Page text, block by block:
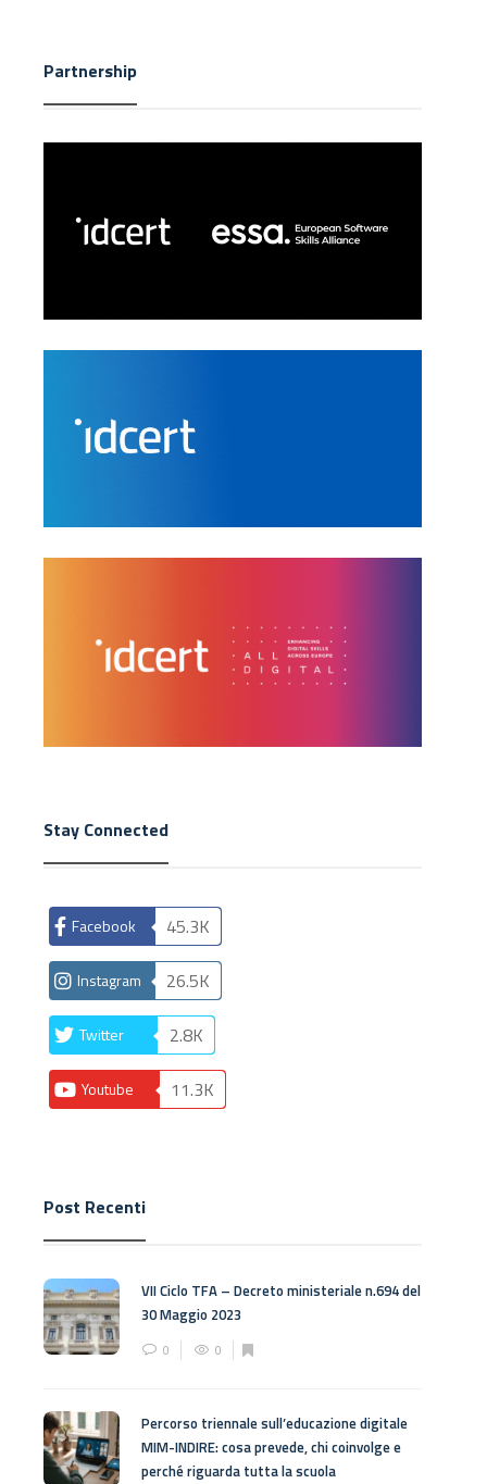
Partnership
Stay Connected
Facebook 45.3K
Instagram 26.5K
Twitter 2.8K
Youtube 11.3K
Post Recenti
VII Ciclo TFA – Decreto ministeriale n.694 del
30 Maggio 2023
0 0
Percorso triennale sull’educazione digitale
MIM-INDIRE: cosa prevede, chi coinvolge e
perché riguarda tutta la scuola